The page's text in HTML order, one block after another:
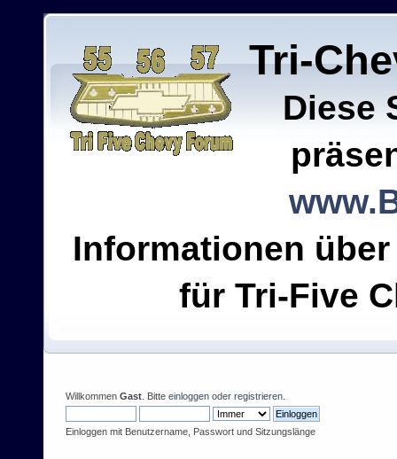
Tri-
Diese
Informationen
für Tri-Five
Willkommen Gast . Bitte einloggen oder registrieren
Einloggen mit Benutzername, Passwort und Sitzungslänge